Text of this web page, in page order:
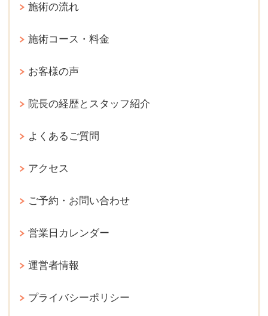
施術の流れ
施術コース・料金
お客様の声
院長の経歴とスタッフ紹介
よくあるご質問
アクセス
ご予約・お問い合わせ
営業日カレンダー
運営者情報
プライバシーポリシー